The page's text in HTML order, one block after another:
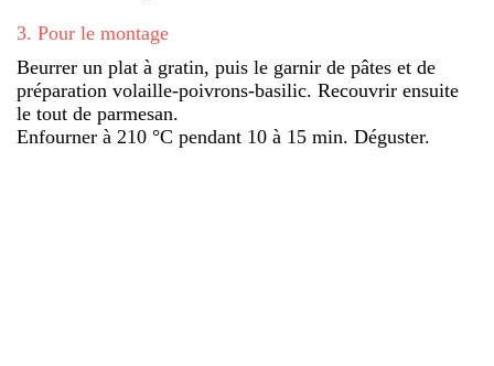
3. Pour le montage
Beurrer un plat à gratin, puis le garnir de pâtes et de
préparation volaille-poivrons-basilic. Recouvrir ensuite
le tout de parmesan.
Enfourner à 210 °C pendant 10 à 15 min. Déguster.